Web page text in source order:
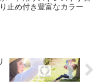
止め付き豊富なカラー